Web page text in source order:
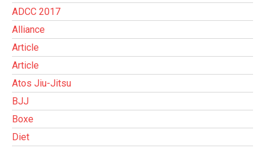
ADCC 2017
Alliance
Article
Article
Atos Jiu-Jitsu
BJJ
Boxe
Diet